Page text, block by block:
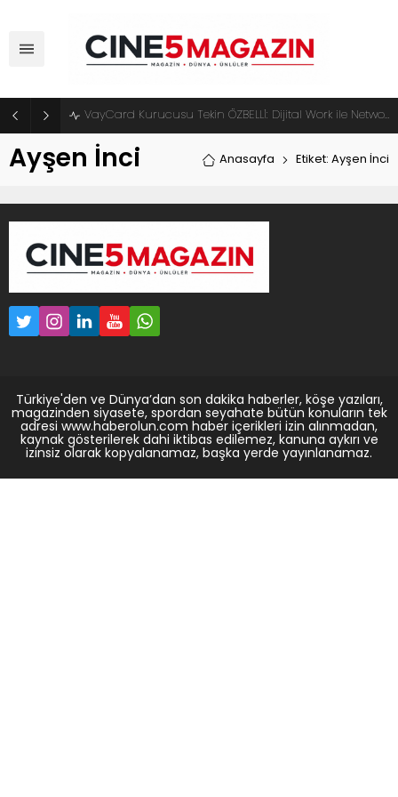
VayCard Kurucusu Tekin ÖZBELLİ: Dijital Work ile Network Marketingde Yeni Dönem Başlıyor
Ayşen İnci Anasayfa Etiket: Ayşen İnci
Türkiye'den ve Dünya’dan son dakika haberler, köşe yazıları,
magazinden siyasete, spordan seyahate bütün konuların tek
adresi www.haberolun.com haber içerikleri izin alınmadan,
kaynak gösterilerek dahi iktibas edilemez, kanuna aykırı ve
izinsiz olarak kopyalanamaz, başka yerde yayınlanamaz.